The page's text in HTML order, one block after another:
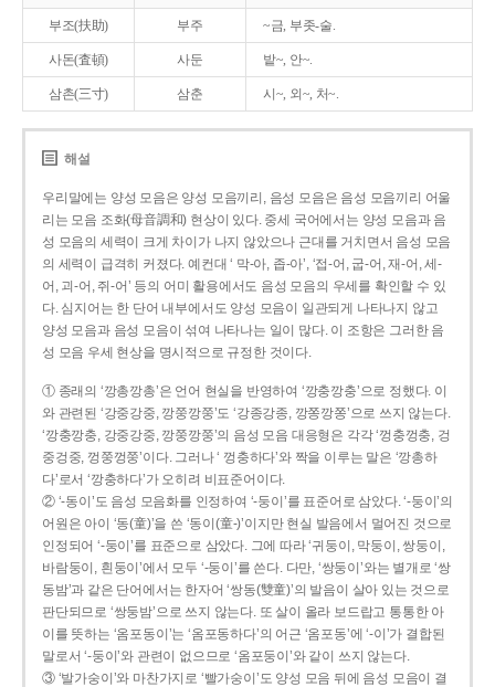
부조(扶助) 부주 ~금, 부좃-술.
사돈(査頓) 사둔 밭~, 안~.
삼촌(三寸) 삼춘 시~, 외~, 처~.
해설
우리말에는 양성 모음은 양성 모음끼리, 음성 모음은 음성 모음끼리 어울
리는 모음 조화(母音調和) 현상이 있다. 중세 국어에서는 양성 모음과 음
성 모음의 세력이 크게 차이가 나지 않았으나 근대를 거치면서 음성 모음
의 세력이 급격히 커졌다. 예컨대 ‘ 막-아, 좁-아’, ‘접-어, 굽-어, 재-어, 세-
어, 괴-어, 쥐-어’ 등의 어미 활용에서도 음성 모음의 우세를 확인할 수 있
다. 심지어는 한 단어 내부에서도 양성 모음이 일관되게 나타나지 않고
양성 모음과 음성 모음이 섞여 나타나는 일이 많다. 이 조항은 그러한 음
성 모음 우세 현상을 명시적으로 규정한 것이다.
① 종래의 ‘깡총깡총’은 언어 현실을 반영하여 ‘깡충깡충’으로 정했다. 이
와 관련된 ‘강중강중, 깡쭝깡쭝’도 ‘강종강종, 깡쫑깡쫑’으로 쓰지 않는다.
‘깡충깡충, 강중강중, 깡쭝깡쭝’의 음성 모음 대응형은 각각 ‘껑충껑충, 겅
중겅중, 껑쭝껑쭝’이다. 그러나 ‘ 껑충하다’와 짝을 이루는 말은 ‘깡총하
다’로서 ‘깡충하다’가 오히려 비표준어이다.
② ‘-동이’도 음성 모음화를 인정하여 ‘-둥이’를 표준어로 삼았다. ‘-둥이’의
어원은 아이 ‘동(童)’을 쓴 ‘동이(童-)’이지만 현실 발음에서 멀어진 것으로
인정되어 ‘-둥이’를 표준으로 삼았다. 그에 따라 ‘귀둥이, 막둥이, 쌍둥이,
바람둥이, 흰둥이’에서 모두 ‘-둥이’를 쓴다. 다만, ‘쌍둥이’와는 별개로 ‘쌍
동밤’과 같은 단어에서는 한자어 ‘쌍동(雙童)’의 발음이 살아 있는 것으로
판단되므로 ‘쌍둥밤’으로 쓰지 않는다. 또 살이 올라 보드랍고 통통한 아
이를 뜻하는 ‘옴포동이’는 ‘옴포동하다’의 어근 ‘옴포동’에 ‘-이’가 결합된
말로서 ‘-둥이’와 관련이 없으므로 ‘옴포둥이’와 같이 쓰지 않는다.
③ ‘발가숭이’와 마찬가지로 ‘빨가숭이’도 양성 모음 뒤에 음성 모음이 결